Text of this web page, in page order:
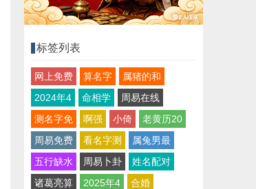
标签列表
网上免费 算名字
属猪的和
2024年4
命相学
周易在线
测名字免
啊强 小倚
老黄历20
周易免费
看名字测
属兔男最
五行缺水
周易卜卦
姓名配对
诸葛亮算
2025年4
合婚